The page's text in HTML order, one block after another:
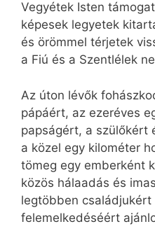
Vegyétek Isten
képesek legyetek
és örömmel térjetek
a Fiú és a Szentlélek
Az úton lévők
pápáért, az ezeréves
papságért, a szülőkért
a közel egy kilométer
tömeg egy emberként
közös hálaadás és
legtöbben családjukért
felemelkedéséért